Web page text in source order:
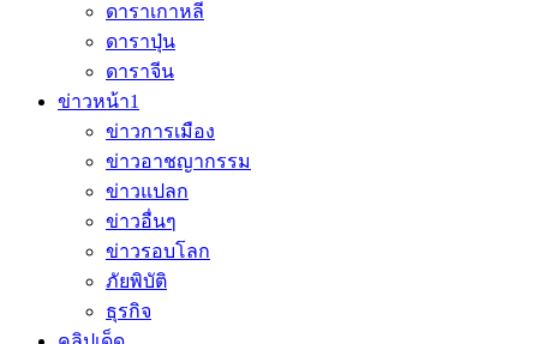
ดาราเกาหลี
ดาราปุ่น
ดาราจีน
ข่าวหน้า1
ข่าวการเมือง
ข่าวอาชญากรรม
ข่าวแปลก
ข่าวอื่นๆ
ข่าวรอบโลก
ภัยพิบัติ
ธุรกิจ